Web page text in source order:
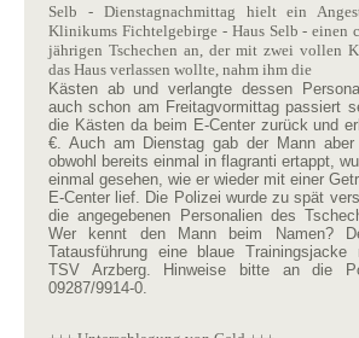
Selb - Dienstagnachmittag hielt ein
Klinikums Fichtelgebirge - Haus Selb - einen
jährigen Tschechen an, der mit zwei vollen
das Haus verlassen wollte, nahm ihm die
Kästen ab und verlangte dessen
auch schon am Freitagvormittag passiert
die Kästen da beim E-Center zurück und
€. Auch am Dienstag gab der Mann
obwohl bereits einmal in flagranti ertappt,
einmal gesehen, wie er wieder mit einer
E-Center lief. Die Polizei wurde zu spät
die angegebenen Personalien des
Wer kennt den Mann beim Namen?
Tatausführung eine blaue
TSV Arzberg. Hinweise bitte an die
09287/9914-0.